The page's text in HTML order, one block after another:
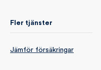
Fler tjänster
Jämför försäkringar